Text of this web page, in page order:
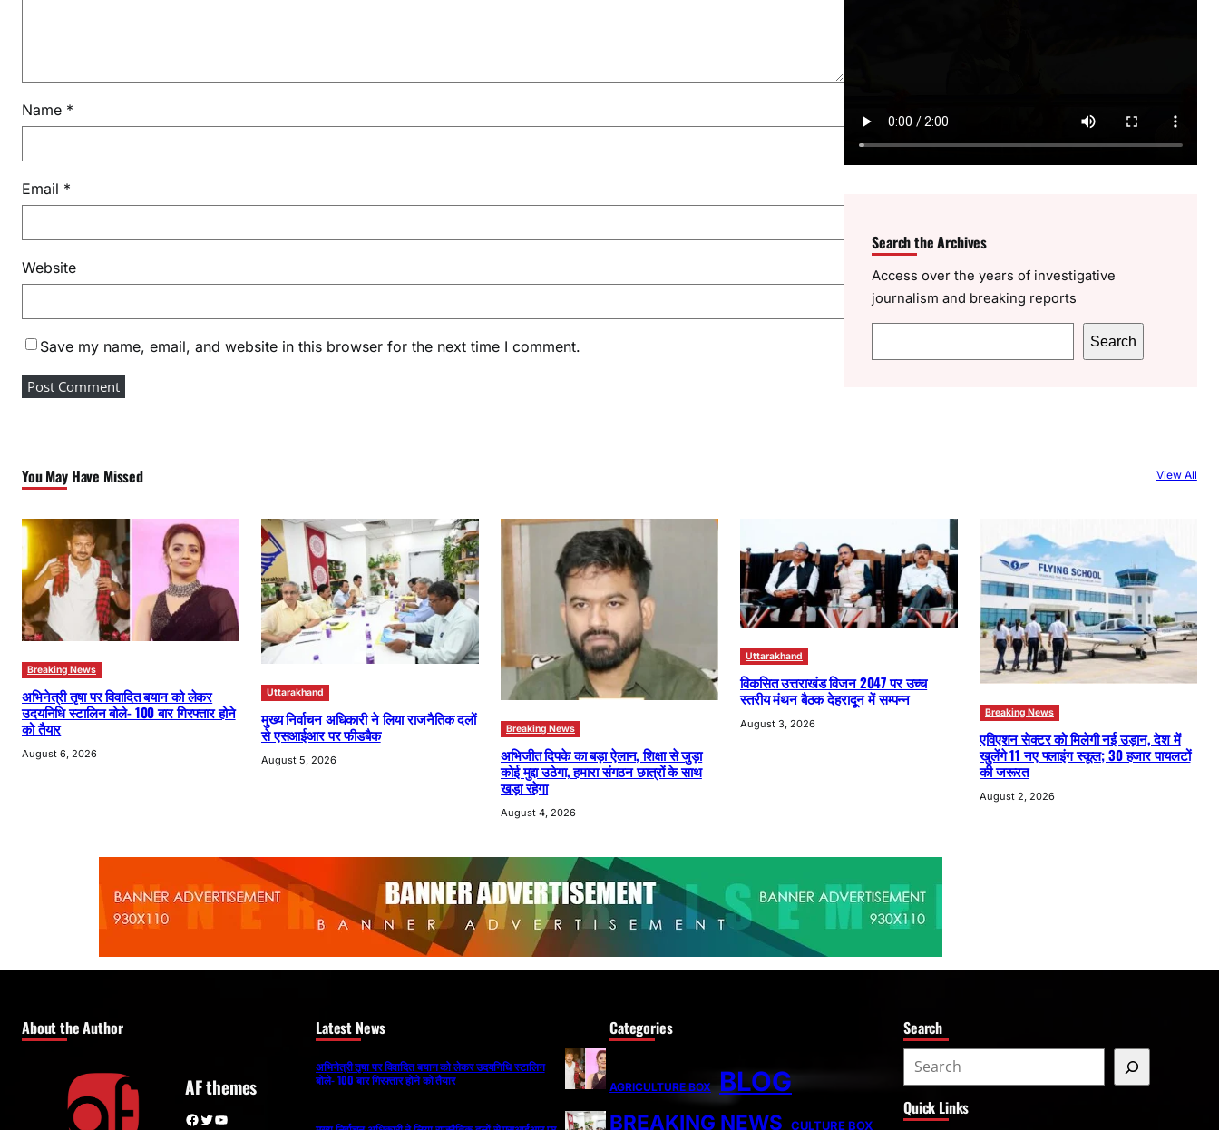
Name *
Email *
Website
Save my name, email, and website in this browser for the next time I comment.
Search the Archives
Access over the years of investigative
journalism and breaking reports
e
Search
You May Have Missed View All
Breaking News
अभिनेत्री तृषा पर विवादित बयान को लेकर
उदयनिधि स्टालिन बोले- 100 बार गिरफ्तार होने
को तैयार
August 6, 2026
Uttarakhand
मुख्य निर्वाचन अधिकारी ने लिया राजनैतिक दलों
से एसआईआर पर फीडबैक
August 5, 2026
Breaking News
अभिजीत दिपके का बड़ा ऐलान, शिक्षा से जुड़ा
कोई मुद्दा उठेगा, हमारा संगठन छात्रों के साथ
खड़ा रहेगा
August 4, 2026
Uttarakhand
विकसित उत्तराखंड विजन 2047 पर उच्च
स्तरीय मंथन बैठक देहरादून में सम्पन्न
August 3, 2026
Breaking News
एविएशन सेक्टर को मिलेगी नई उड़ान, देश में
खुलेंगे 11 नए फ्लाइंग स्कूल; 30 हजार पायलटों
की जरूरत
August 2, 2026
About the Author
AF themes
Facebook Twitter YouTube
Latest News
अभिनेत्री तृषा पर विवादित बयान को लेकर उदयनिधि स्टालिन
बोले- 100 बार गिरफ्तार होने को तैयार
Categories
AGRICULTURE BOX BLOG
BREAKING NEWS CULTURE BOX
Search
e
a
Quick Links